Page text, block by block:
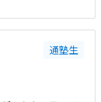
これからの子供たち
思いました。先生が
のプログラミングも
通塾生